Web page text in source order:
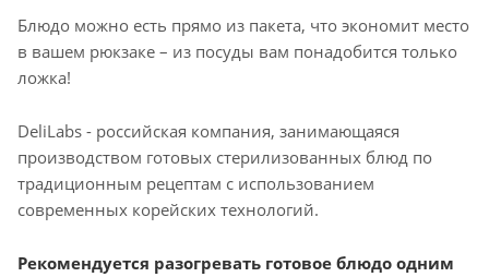
Блюдо можно есть прямо из пакета, что экономит место
в вашем рюкзаке – из посуды вам понадобится только
ложка!
DeliLabs - российская компания, занимающаяся
производством готовых стерилизованных блюд по
традиционным рецептам с использованием
современных корейских технологий.
Рекомендуется разогревать готовое блюдо одним